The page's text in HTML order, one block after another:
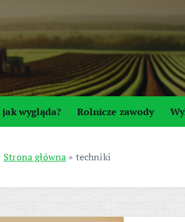
wygląda? Rolnicze zawody
Strona główna » techniki